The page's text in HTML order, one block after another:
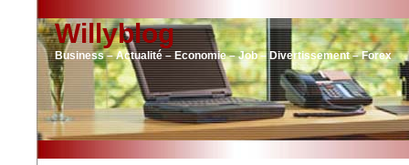
Willyblog
Business – Actualité – Economie – Job – Divertissement – Forex